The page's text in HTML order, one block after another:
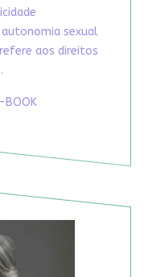
sexual
aos direitos
BOOK